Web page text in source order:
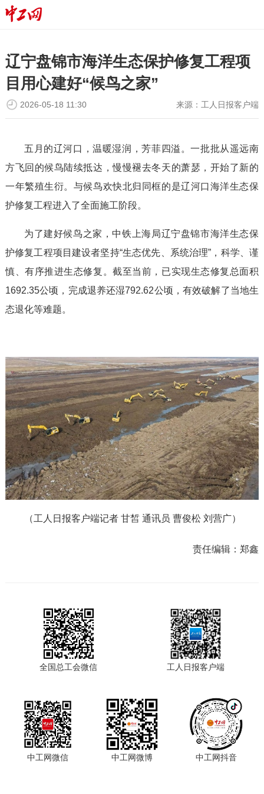
辽宁盘锦市海洋生态保护修复工程项
目用心建好“候鸟之家”
来源： 工人日报客户端
2026-05-18 11:30
五月的辽河口，温暖湿润，芳菲四溢。一批批从遥远南
方飞回的候鸟陆续抵达，慢慢褪去冬天的萧瑟，开始了新的
一年繁殖生衍。与候鸟欢快北归同框的是辽河口海洋生态保
护修复工程进入了全面施工阶段。
为了建好候鸟之家，中铁上海局辽宁盘锦市海洋生态保
护修复工程项目建设者坚持“生态优先、系统治理”，科学、谨
慎、有序推进生态修复。截至当前，已实现生态修复总面积
1692.35公顷，完成退养还湿792.62公顷，有效破解了当地生
态退化等难题。
（工人日报客户端记者 甘皙 通讯员 曹俊松 刘营广）
责任编辑：郑鑫
全国总工会微信 工人日报客户端
中工网微信 中工网微博 中工网抖音